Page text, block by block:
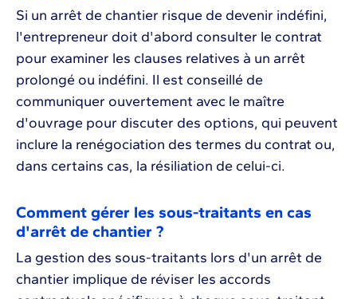
Si un arrêt de chantier risque de devenir indéfini,
l'entrepreneur doit d'abord consulter le contrat
pour examiner les clauses relatives à un arrêt
prolongé ou indéfini. Il est conseillé de
communiquer ouvertement avec le maître
d'ouvrage pour discuter des options, qui peuvent
inclure la renégociation des termes du contrat ou,
dans certains cas, la résiliation de celui-ci.
Comment gérer les sous-traitants en cas
d'arrêt de chantier ?
La gestion des sous-traitants lors d'un arrêt de
chantier implique de réviser les accords